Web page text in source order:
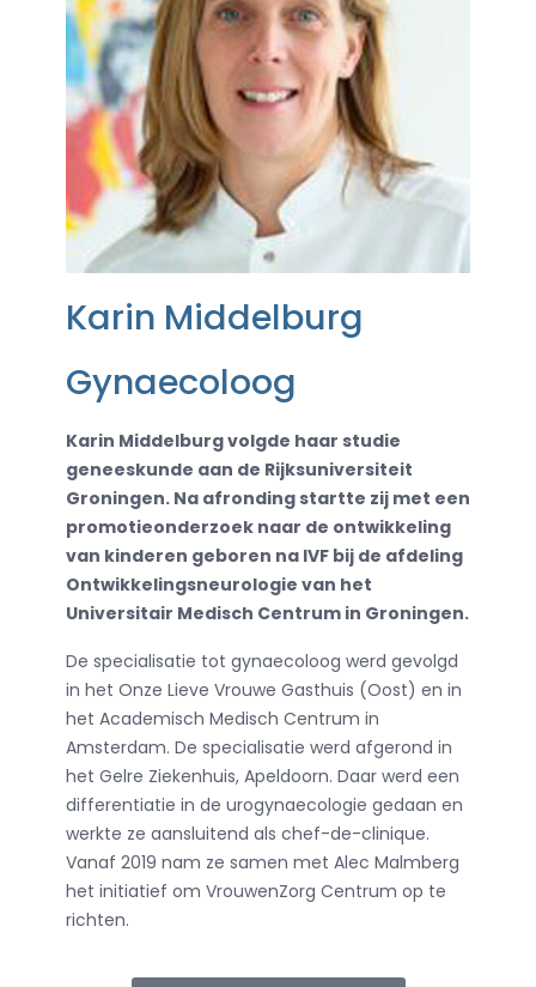
Karin Middelburg
Gynaecoloog
Karin Middelburg volgde haar studie
geneeskunde aan de Rijksuniversiteit
Groningen. Na afronding startte zij met een
promotieonderzoek naar de ontwikkeling
van kinderen geboren na IVF bij de afdeling
Ontwikkelingsneurologie van het
Universitair Medisch Centrum in Groningen.
De specialisatie tot gynaecoloog werd gevolgd
in het Onze Lieve Vrouwe Gasthuis (Oost) en in
het Academisch Medisch Centrum in
Amsterdam. De specialisatie werd afgerond in
het Gelre Ziekenhuis, Apeldoorn. Daar werd een
differentiatie in de urogynaecologie gedaan en
werkte ze aansluitend als chef-de-clinique.
Vanaf 2019 nam ze samen met Alec Malmberg
het initiatief om VrouwenZorg Centrum op te
richten.